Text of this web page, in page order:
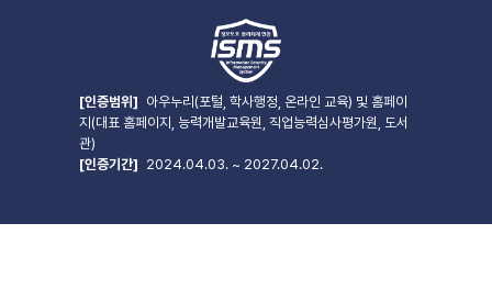
타
그
[인증범위] 아우누리(포털, 학사행정, 온라인 교육) 및 홈페이
지(대표 홈페이지, 능력개발교육원, 직업능력심사평가원, 도서
관)
[인증기간] 2024.04.03. ~ 2027.04.02.